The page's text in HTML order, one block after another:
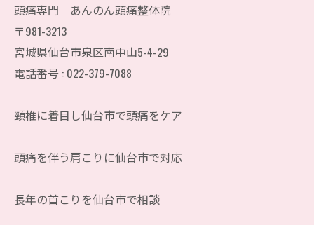
頭痛専門 あんのん頭痛整体院
〒981-3213
宮城県仙台市泉区南中山5-4-29
電話番号 : 022-379-7088
頸椎に着目し仙台市で頭痛をケア
頭痛を伴う肩こりに仙台市で対応
長年の首こりを仙台市で相談